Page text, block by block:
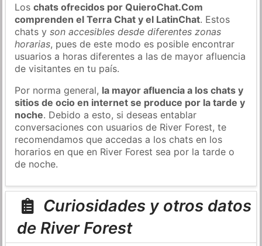
Loschats ofrecidos por QuieroChat.Com
comprenden el Terra Chat y el LatinChat. Estos
chats yson accesibles desde diferentes zonas
horarias, pues de este modo es posible encontrar
usuarios a horas diferentes a las de mayor afluencia
de visitantes en tu país.
Por norma general, la mayor afluencia a los chats y
sitios de ocio en internet se produce por la tarde y
noche. Debido a esto, si deseas entablar
conversaciones con usuarios de River Forest, te
recomendamos que accedas a los chats en los
horarios en que en River Forest sea por la tarde o
de noche.
Curiosidades y otros datos
de River Forest